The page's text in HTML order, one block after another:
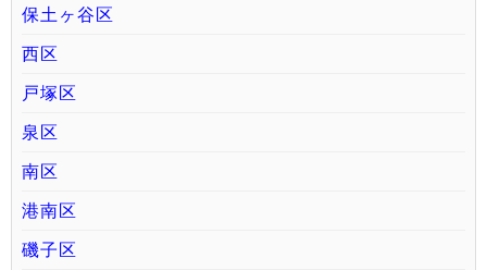
保土ヶ谷区
西区
戸塚区
泉区
南区
港南区
磯子区